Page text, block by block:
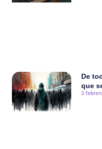
De
que
3